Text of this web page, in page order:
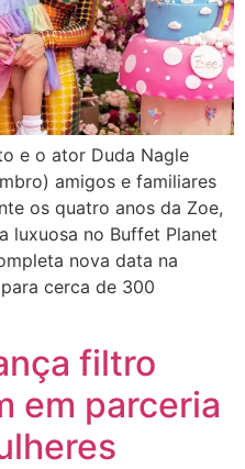
e o ator Duda Nagle
amigos e familiares
os quatro anos da Zoe,
luxuosa no Buffet Planet
nova data na
cerca de 300
filtro
em parceria